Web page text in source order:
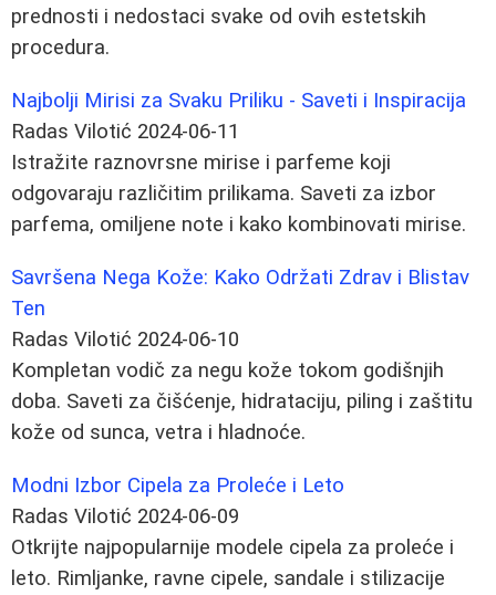
prednosti i nedostaci svake od ovih estetskih
procedura.
Najbolji Mirisi za Svaku Priliku - Saveti i Inspiracija
Radas Vilotić 2024-06-11
Istražite raznovrsne mirise i parfeme koji
odgovaraju različitim prilikama. Saveti za izbor
parfema, omiljene note i kako kombinovati mirise.
Savršena Nega Kože: Kako Održati Zdrav i Blistav
Ten
Radas Vilotić 2024-06-10
Kompletan vodič za negu kože tokom godišnjih
doba. Saveti za čišćenje, hidrataciju, piling i zaštitu
kože od sunca, vetra i hladnoće.
Modni Izbor Cipela za Proleće i Leto
Radas Vilotić 2024-06-09
Otkrijte najpopularnije modele cipela za proleće i
leto. Rimljanke, ravne cipele, sandale i stilizacije